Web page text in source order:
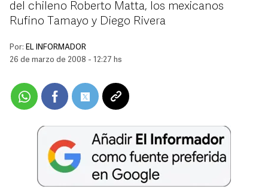
del chileno Roberto Matta, los mexicanos
Rufino Tamayo y Diego Rivera
Por: EL INFORMADOR
26 de marzo de 2008 - 12:27 hs